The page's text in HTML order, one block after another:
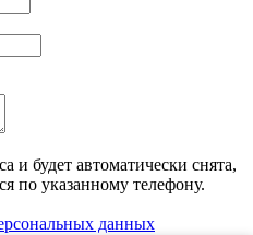
и будет автоматически снята,
по указанному телефону.
данных